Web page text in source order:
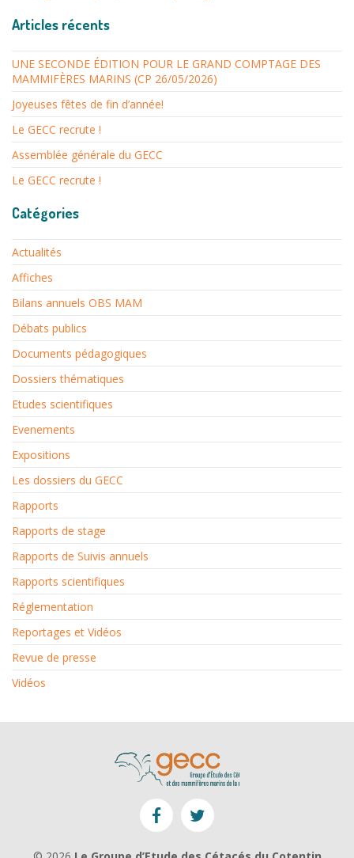
Articles récents
UNE SECONDE ÉDITION POUR LE GRAND COMPTAGE DES
MAMMIFÈRES MARINS (CP 26/05/2026)
Joyeuses fêtes de fin d’année!
Le GECC recrute !
Assemblée générale du GECC
Le GECC recrute !
Catégories
Actualités
Affiches
Bilans annuels OBS MAM
Débats publics
Documents pédagogiques
Dossiers thématiques
Etudes scientifiques
Evenements
Expositions
Les dossiers du GECC
Rapports
Rapports de stage
Rapports de Suivis annuels
Rapports scientifiques
Réglementation
Reportages et Vidéos
Revue de presse
Vidéos